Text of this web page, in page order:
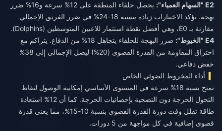
E2 "السهام العمياء":
يحصل حلفاء المنطقة على 12% سرعة و16% ضرر
بهجة. تؤكد الاختبارات زيادة بنسبة 18-24% في ضرر الفريق الإجمالي
مقارنة بـ E0، وهي أفضل نقطة استثمار للاعبين المتوسطين (Dolphins).
E4 "الخيوط":
ضرر البهجة للحلفاء يتجاهل 18% من الدفاع. يتراكم مع
اختراق المقاومة من القدرة القصوى (20%) ليصل الإجمالي إلى 38%
خفض دفاعي.
أداء المخروط الضوئي الخاص
تمنح نسبة 18% سرعة في المستوى الأساسي إمكانية الوصول لنقاط
التحول الحرجة دون التضحية بإحصائيات الحرجة. كما أن 12% استعادة
طاقة تقلل وقت دورة القدرة القصوى بنسبة 10-15%، مما يعني قدرة
قصوى إضافية في كل مواجهة من 5 دورات.